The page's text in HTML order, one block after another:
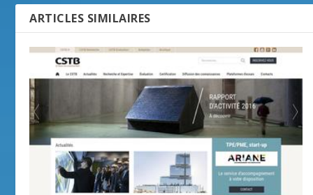
ARTICLES SIMILAIRES